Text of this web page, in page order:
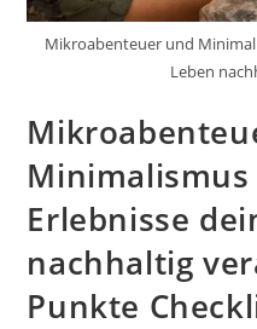
Mikroabenteuer und
Leben
Minimalismus
Erlebnisse
nachhaltig
Punkte